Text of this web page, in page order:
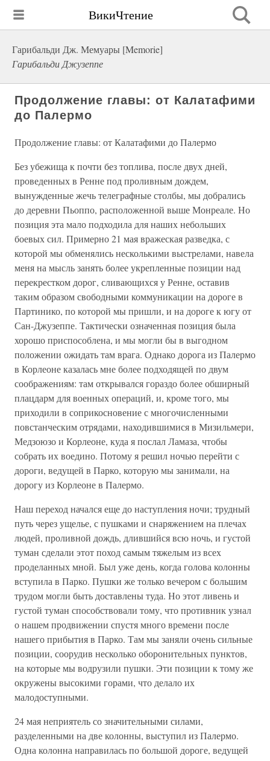
ВикиЧтение
Гарибальди Дж. Мемуары [Memorie]
Гарибальди Джузеппе
Продолжение главы: от Калатафими
до Палермо
Продолжение главы: от Калатафими до Палермо
Без убежища к почти без топлива, после двух дней,
проведенных в Ренне под проливным дождем,
вынужденные жечь телеграфные столбы, мы добрались
до деревни Пьоппо, расположенной выше Монреале. Но
позиция эта мало подходила для наших небольших
боевых сил. Примерно 21 мая вражеская разведка, с
которой мы обменялись несколькими выстрелами, навела
меня на мысль занять более укрепленные позиции над
перекрестком дорог, сливающихся у Ренне, оставив
таким образом свободными коммуникации на дороге в
Партинико, по которой мы пришли, и на дороге к югу от
Сан-Джузеппе. Тактически означенная позиция была
хорошо приспособлена, и мы могли бы в выгодном
положении ожидать там врага. Однако дорога из Палермо
в Корлеоне казалась мне более подходящей по двум
соображениям: там открывался гораздо более обширный
плацдарм для военных операций, и, кроме того, мы
приходили в соприкосновение с многочисленными
повстанческим отрядами, находившимися в Мизильмери,
Медзоюзо и Корлеоне, куда я послал Ламаза, чтобы
собрать их воедино. Потому я решил ночью перейти с
дороги, ведущей в Парко, которую мы занимали, на
дорогу из Корлеоне в Палермо.
Наш переход начался еще до наступления ночи; трудный
путь через ущелье, с пушками и снаряжением на плечах
людей, проливной дождь, длившийся всю ночь, и густой
туман сделали этот поход самым тяжелым из всех
проделанных мной. Был уже день, когда голова колонны
вступила в Парко. Пушки же только вечером с большим
трудом могли быть доставлены туда. Но этот ливень и
густой туман способствовали тому, что противник узнал
о нашем продвижении спустя много времени после
нашего прибытия в Парко. Там мы заняли очень сильные
позиции, соорудив несколько оборонительных пунктов,
на которые мы водрузили пушки. Эти позиции к тому же
окружены высокими горами, что делало их
малодоступными.
24 мая неприятель со значительными силами,
разделенными на две колонны, выступил из Палермо.
Одна колонна направилась по большой дороге, ведущей